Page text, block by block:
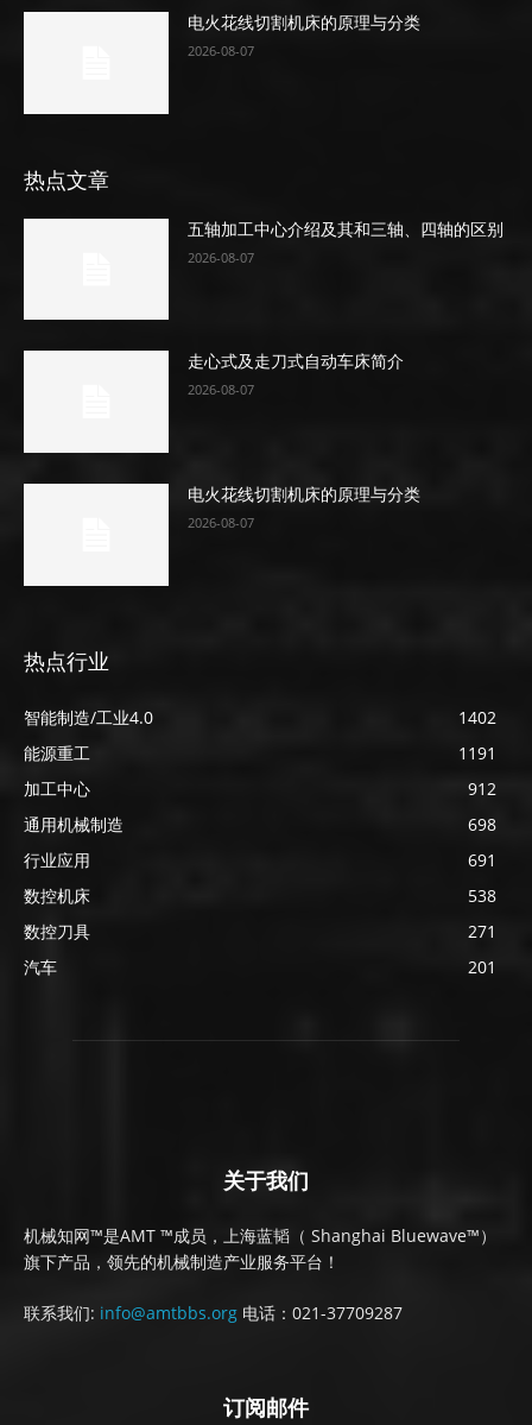
电火花线切割机床的原理与分类
2026-08-07
热点文章
五轴加工中心介绍及其和三轴、四轴的区别
2026-08-07
走心式及走刀式自动车床简介
2026-08-07
电火花线切割机床的原理与分类
2026-08-07
热点行业
智能制造/工业4.0
1402
能源重工
1191
加工中心
912
通用机械制造
698
行业应用
691
数控机床
538
数控刀具
271
汽车
201
关于我们
机械知网™是AMT ™成员，上海蓝韬（ Shanghai Bluewave™）
旗下产品，领先的机械制造产业服务平台！
联系我们: info@amtbbs.org 电话：021-37709287
订阅邮件